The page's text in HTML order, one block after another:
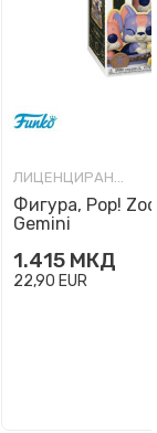
ЛИЦЕНЦИРАНИ ФИГУРИ И СЕТОВИ
Фигура, Pop!
Gemini
1.415 МКД
22,90 EUR